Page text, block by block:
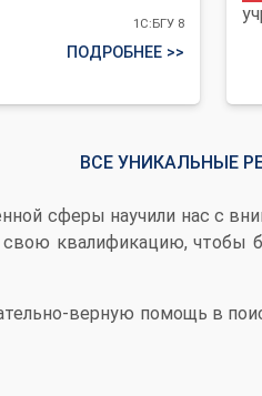
1С:БГУ 8
ПОДРОБНЕЕ >>
ВСЕ УНИКАЛЬНЫЕ
сферы научили нас с
квалификацию, чтобы
верную помощь в